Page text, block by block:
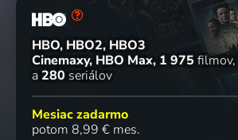
HBO, HBO2, HBO3
Cinemaxy, HBO Max 1 975 filmov
a 280 seriálov
Mesiac zadarmo
potom 8,99 € mes.